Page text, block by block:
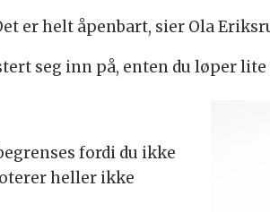
er helt åpenbart, sier Ola
seg inn på, enten du løper lite
fordi du ikke
heller ikke